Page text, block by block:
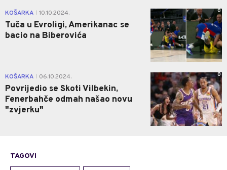
KOŠARKA 10.10.2024.
Tuča u Evroligi, Amerikanac se
bacio na Biberovića
0
KOŠARKA 06.10.2024.
Povrijedio se Skoti Vilbekin,
Fenerbahče odmah našao novu
"zvjerku"
0
TAGOVI